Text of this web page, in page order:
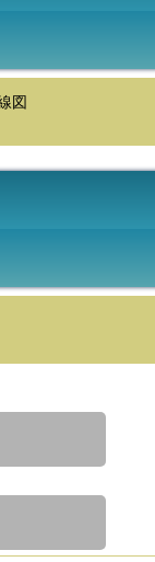
図